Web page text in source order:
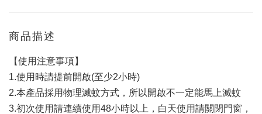
商品描述
【使用注意事項】
1.使用時請提前開啟(至少2小時)
2.本產品採用物理滅蚊方式，所以開啟不一定能馬上滅蚊
3.初次使用請連續使用48小時以上，白天使用請關閉門窗，